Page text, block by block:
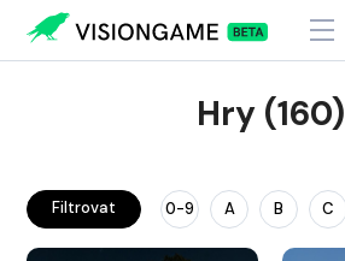
Hry (160)
Filtrovat 0-9 A B C